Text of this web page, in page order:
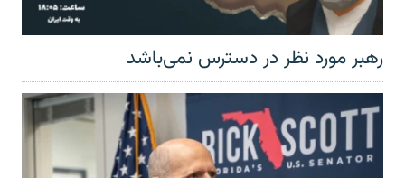
رهبر مورد نظر در دسترس نمی‌باشد